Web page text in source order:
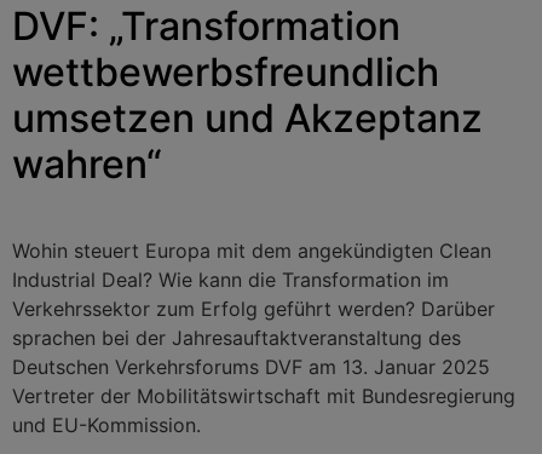
DVF: „Transformation
wettbewerbsfreundlich
umsetzen und Akzeptanz
wahren“
Wohin steuert Europa mit dem angekündigten Clean
Industrial Deal? Wie kann die Transformation im
Verkehrssektor zum Erfolg geführt werden? Darüber
sprachen bei der Jahresauftaktveranstaltung des
Deutschen Verkehrsforums DVF am 13. Januar 2025
Vertreter der Mobilitätswirtschaft mit Bundesregierung
und EU-Kommission.